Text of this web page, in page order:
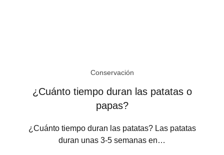
Conservación
¿Cuánto tiempo duran las patatas o
papas?
¿Cuánto tiempo duran las patatas? Las patatas
duran unas 3-5 semanas en…